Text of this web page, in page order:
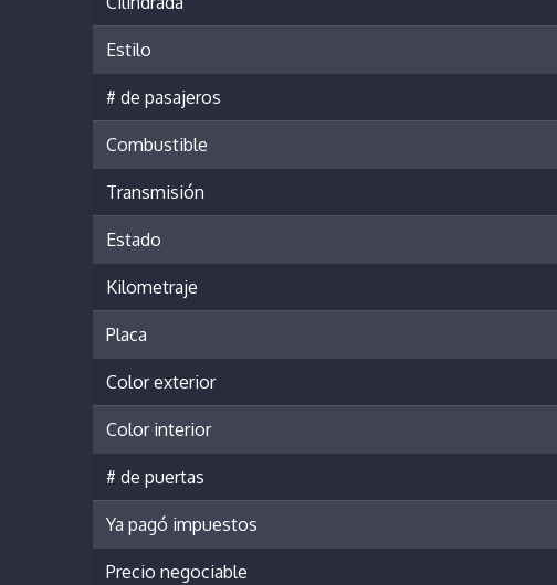
Estilo
# de pasajeros
Combustible
Transmisión
Estado
Kilometraje
Placa
Color exterior
Color interior
# de puertas
Ya pagó impuestos
Precio negociable